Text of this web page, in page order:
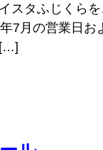
スタふじくらを
7月の営業日お